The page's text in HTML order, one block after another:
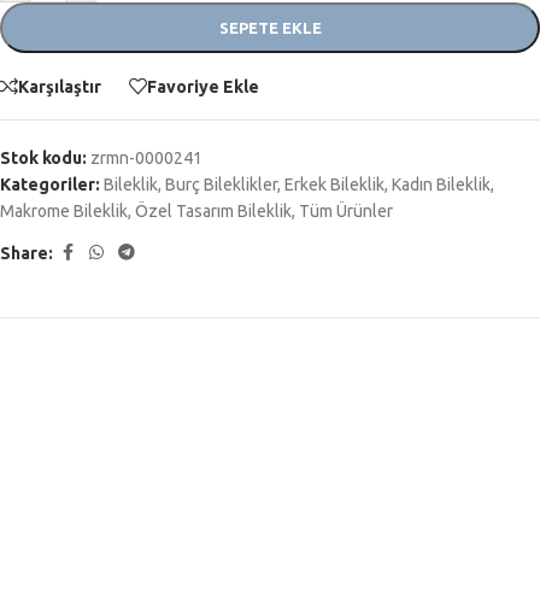
SEPETE EKLE
Karşılaştır Favoriye Ekle
Stok kodu: zrmn-0000241
Kategoriler: Bileklik, Burç Bileklikler, Erkek Bileklik, Kadın Bileklik,
Makrome Bileklik, Özel Tasarım Bileklik, Tüm Ürünler
Share: